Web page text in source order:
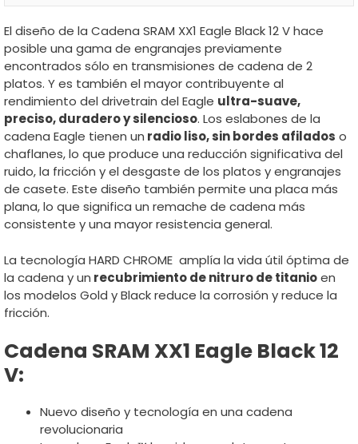
El diseño de la Cadena SRAM XX1 Eagle Black 12 V hace
posible una gama de engranajes previamente
encontrados sólo en transmisiones de cadena de 2
platos. Y es también el mayor contribuyente al
rendimiento del drivetrain del Eagle ultra-suave,
preciso, duradero y silencioso. Los eslabones de la
cadena Eagle tienen un radio liso, sin bordes afilados o
chaflanes, lo que produce una reducción significativa del
ruido, la fricción y el desgaste de los platos y engranajes
de casete. Este diseño también permite una placa más
plana, lo que significa un remache de cadena más
consistente y una mayor resistencia general.
La tecnología HARD CHROME amplía la vida útil óptima de
la cadena y un recubrimiento de nitruro de titanioen
los modelos Gold y Black reduce la corrosión y reduce la
fricción.
Cadena SRAM XX1 Eagle Black 12
V:
Nuevo diseño y tecnología en una cadena
revolucionaria